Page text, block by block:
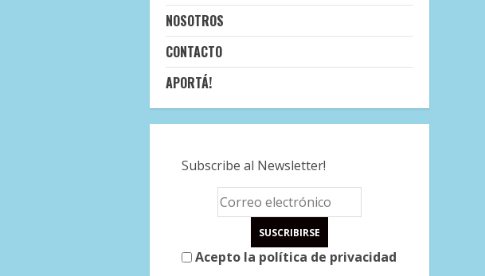
NOSOTROS
CONTACTO
APORTÁ!
Subscribe al Newsletter!
Acepto la política de privacidad